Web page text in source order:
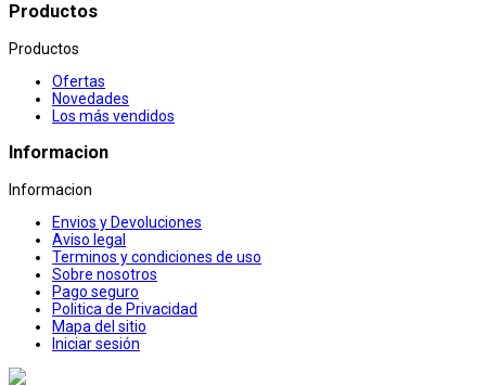
Productos
Productos
Ofertas
Novedades
Los más vendidos
Informacion
Informacion
Envios y Devoluciones
Aviso legal
Terminos y condiciones de uso
Sobre nosotros
Pago seguro
Politica de Privacidad
Mapa del sitio
Iniciar sesión